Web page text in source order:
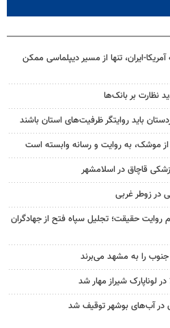
ایران، تنها از مسیر دیپلماسی ممکن
نظارت بر بانک‌ها
باید روایتگر ظرفیت‌های استان باشند
موشک، به روایت و رسانه وابسته است
روایت حقیقت؛ تجلیل سپاه فتح از جهادگران
جنوب را به مشهد می‌برند
لوناپارک شیراز مهار شد